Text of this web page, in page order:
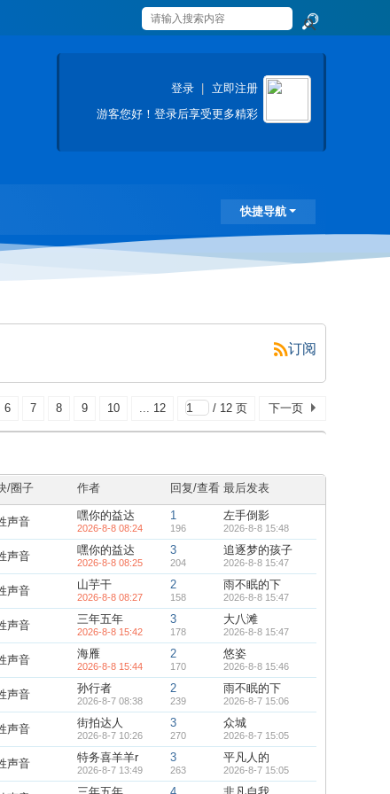
索
登录
立即注册
游客您好！登录后享受更多精彩
快捷导航
订阅
6 7 8 9 10 ... 12 / 12 页 下一页
/圈子 作者 回复/查看 最后发表
声音 嘿你的益达
2026-8-8 08:24
1
196
左手倒影
2026-8-8 15:48
声音 嘿你的益达
2026-8-8 08:25
3
204
追逐梦的孩子
2026-8-8 15:47
声音 山芋干
2026-8-8 08:27
2
158
雨不眠的下
2026-8-8 15:47
声音 三年五年
2026-8-8 15:42
3
178
大八滩
2026-8-8 15:47
声音 海雁
2026-8-8 15:44
2
170
悠姿
2026-8-8 15:46
声音 孙行者
2026-8-7 08:38
2
239
雨不眠的下
2026-8-7 15:06
声音 街拍达人
2026-8-7 10:26
3
270
众城
2026-8-7 15:05
声音 特务喜羊羊r
2026-8-7 13:49
3
263
平凡人的
2026-8-7 15:05